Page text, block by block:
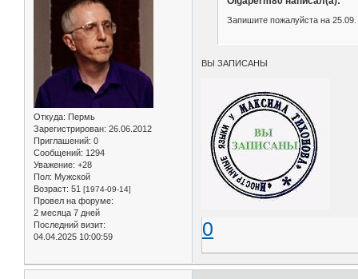
Откуда: Пермь
Зарегистрирован: 26.06.2012
Приглашений: 0
Сообщений: 1294
Уважение: +28
Пол: Мужской
Возраст: 51 [1974-09-14]
Провел на форуме:
2 месяца 7 дней
Последний визит:
04.04.2025 10:00:59
Запишите пожалуйста на
ВЫ ЗАПИСАНЫ
0